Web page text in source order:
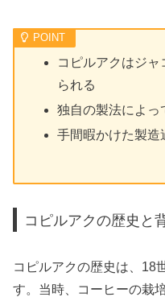
コピルアクはジ
られる
独自の製法によっ
手間暇かけた製造
コピルアクの歴史と
コピルアクの歴史は、18
す。当時、コーヒーの栽